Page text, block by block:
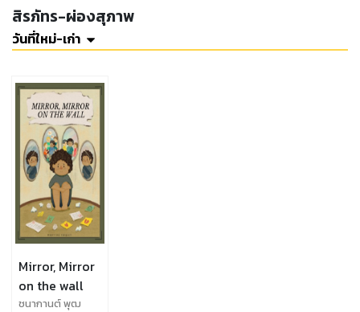
สิรภัทร-ผ่องสุภาพ
วันที่ใหม่-เก่า
Mirror, Mirror
on the wall
ชนากานต์ พุฒ